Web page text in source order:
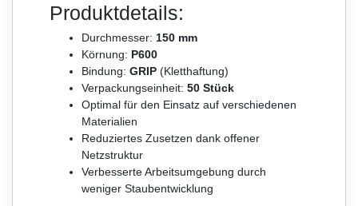
Produktdetails:
Durchmesser: 150 mm
Körnung: P600
Bindung: GRIP (Kletthaftung)
Verpackungseinheit: 50 Stück
Optimal für den Einsatz auf verschiedenen
Materialien
Reduziertes Zusetzen dank offener
Netzstruktur
Verbesserte Arbeitsumgebung durch
weniger Staubentwicklung